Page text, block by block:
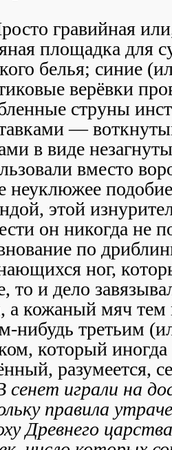
гравийная
площадка для
белья; синие
верёвки
струны
—
в виде
вместо
неуклюжее
этой
он никогда не
по
ног,
то и дело
а кожаный мяч тем
нибудь третьим
который
разумеется,
сенет играли на
правила
Древнего